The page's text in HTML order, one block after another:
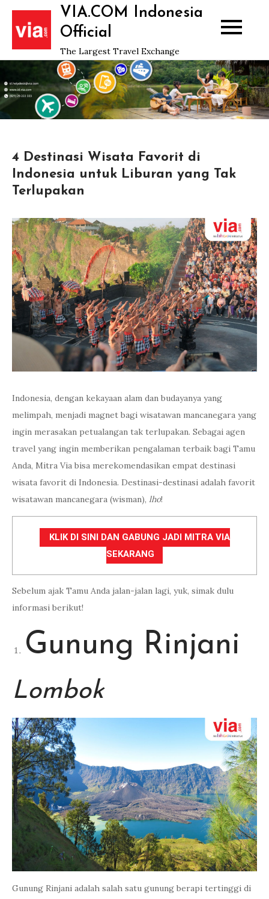
Skip
content
VIA.COM Indonesia
Official
The Largest Travel Exchange
4 Destinasi Wisata Favorit di
Indonesia untuk Liburan yang Tak
Terlupakan
Indonesia, dengan kekayaan alam dan budayanya yang
melimpah, menjadi magnet bagi wisatawan mancanegara yang
ingin merasakan petualangan tak terlupakan. Sebagai agen
travel yang ingin memberikan pengalaman terbaik bagi Tamu
Anda, Mitra Via bisa merekomendasikan empat destinasi
wisata favorit di Indonesia. Destinasi-destinasi adalah favorit
wisatawan mancanegara (wisman), lho!
KLIK DI SINI DAN GABUNG JADI MITRA VIA
SEKARANG
Sebelum ajak Tamu Anda jalan-jalan lagi, yuk, simak dulu
informasi berikut!
Gunung Rinjani
Lombok
Gunung Rinjani adalah salah satu gunung berapi tertinggi di